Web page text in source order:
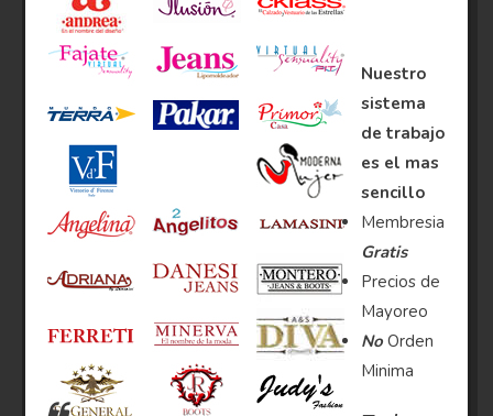
Nuestro
sistema
de trabajo
es el mas
sencillo
Membresia
Gratis
Precios de
Mayoreo
No Orden
Minima